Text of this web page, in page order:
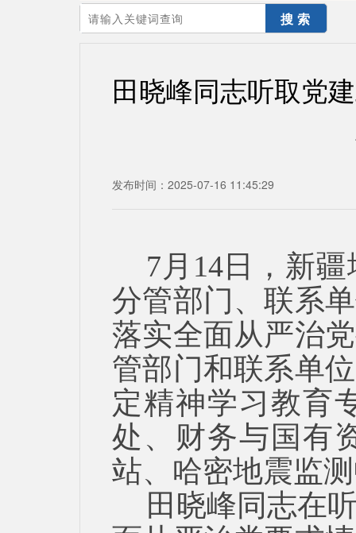
您的当前位置：首页>党建园地
田晓峰同志听取党
发布时间：2025-07-16 11:45:29
7 月 14日，新疆
分管部门、联系
落实全面从严治
管部门和联系单
定精神学习教育
处、财务与国有
站、哈密地震监
田晓峰同志在